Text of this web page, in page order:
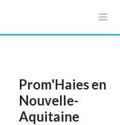
Prom'Haies en
Nouvelle-
Aquitaine